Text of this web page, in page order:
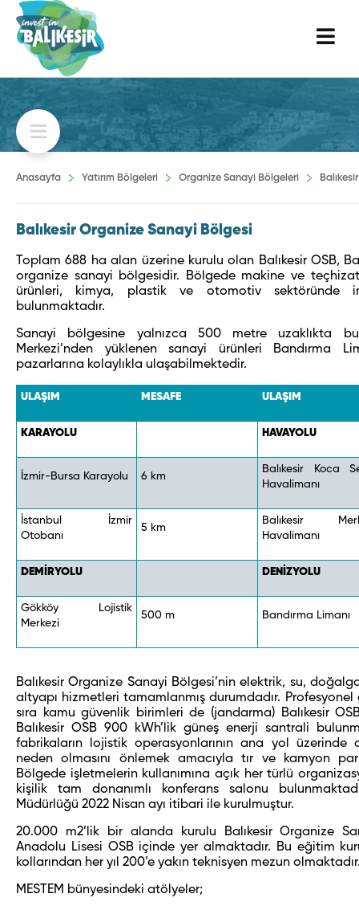
Anasayfa Yatırım Bölgeleri Organize Sanayi Bölgeleri
Balıkesir Organize Sanayi Bölgesi
Toplam 688 ha alan üzerine kurulu olan Balıkesir OSB,
organize sanayi bölgesidir. Bölgede makine ve
ürünleri, kimya, plastik ve otomotiv sektöründe
bulunmaktadır.
Sanayi bölgesine yalnızca 500 metre uzaklıkta
Merkezi’nden yüklenen sanayi ürünleri Bandırma
pazarlarına kolaylıkla ulaşabilmektedir.
ULAŞIM MESAFE ULAŞIM
KARAYOLU HAVAYOLU
İzmir-Bursa Karayolu 6 km
Balıkesir Koca
Havalimanı
İstanbul İzmir
Otobanı
5 km
Balıkesir
Havalimanı
DEMİRYOLU DENİZYOLU
Gökköy Lojistik
Merkezi
500 m Bandırma Limanı
Balıkesir Organize Sanayi Bölgesi’nin elektrik, su,
altyapı hizmetleri tamamlanmış durumdadır.
sıra kamu güvenlik birimleri de (jandarma) Balıkesir
Balıkesir OSB 900 kWh’lik güneş enerji santrali
fabrikaların lojistik operasyonlarının ana yol üzerinde
neden olmasını önlemek amacıyla tır ve kamyon
Bölgede işletmelerin kullanımına açık her türlü
kişilik tam donanımlı konferans salonu
Müdürlüğü 2022 Nisan ayı itibari ile kurulmuştur.
20.000 m2’lik bir alanda kurulu Balıkesir Organize
Anadolu Lisesi OSB içinde yer almaktadır. Bu eğitim
kollarından her yıl 200’e yakın teknisyen mezun
MESTEM bünyesindeki atölyeler;